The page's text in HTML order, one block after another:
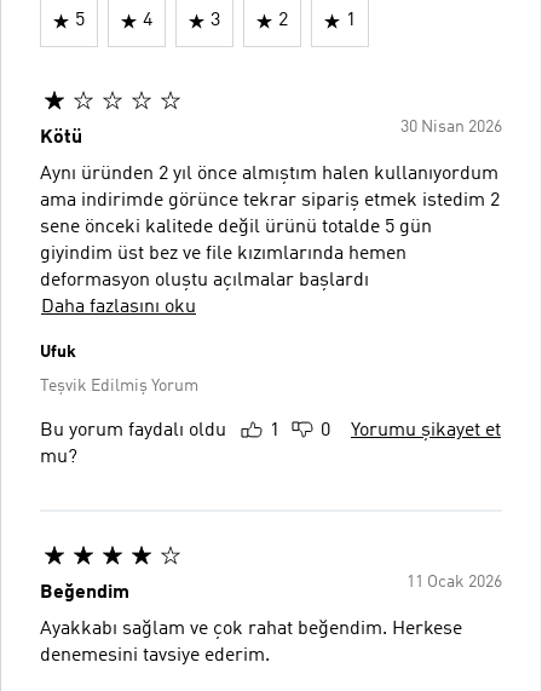
5 4 3 2 1
30 Nisan 2026
Kötü
Aynı üründen 2 yıl önce almıştım halen kullanıyordum
ama indirimde görünce tekrar sipariş etmek istedim 2
sene önceki kalitede değil ürünü totalde 5 gün
giyindim üst bez ve file kızımlarında hemen
deformasyon oluştu açılmalar başlardı
Daha fazlasını oku
Ufuk
Teşvik Edilmiş Yorum
Bu yorum faydalı oldu
mu?
1 0 Yorumu şikayet et
11 Ocak 2026
Beğendim
Ayakkabı sağlam ve çok rahat beğendim. Herkese
denemesini tavsiye ederim.